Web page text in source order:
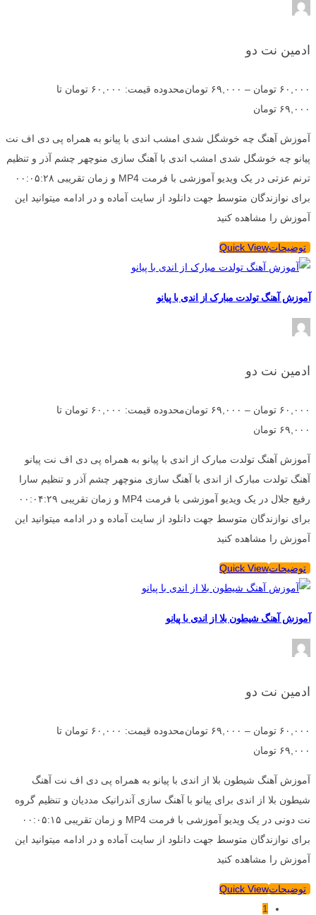
ادمین نت دو
۶۰,۰۰۰ تومان – ۶۹,۰۰۰ تومان
محدوده قیمت: ۶۰,۰۰۰ تومان تا
۶۹,۰۰۰ تومان
آموزش آهنگ چه خوشگل شدی امشب اندی با پیانو به همراه پی دی اف نت
پیانو چه خوشگل شدی امشب اندی با آهنگ سازی منوچهر چشم آذر و تنظیم
ترنم عزتی در یک ویدیو آموزشی با فرمت MP4 و زمان تقریبی ۰۰:۰۵:۲۸
برای نوازندگان متوسط جهت دانلود از سایت آماده و در ادامه میتوانید این
آموزش را مشاهده کنید
توضیحاتQuick View
آموزش آهنگ تولدت مبارک از اندی با پیانو
ادمین نت دو
۶۰,۰۰۰ تومان – ۶۹,۰۰۰ تومان
محدوده قیمت: ۶۰,۰۰۰ تومان تا
۶۹,۰۰۰ تومان
آموزش آهنگ تولدت مبارک از اندی با پیانو به همراه پی دی اف نت پیانو
آهنگ تولدت مبارک از اندی با آهنگ سازی منوچهر چشم آذر و تنظیم سارا
رفیع جلال در یک ویدیو آموزشی با فرمت MP4 و زمان تقریبی ۰۰:۰۴:۲۹
برای نوازندگان متوسط جهت دانلود از سایت آماده و در ادامه میتوانید این
آموزش را مشاهده کنید
توضیحاتQuick View
آموزش آهنگ شیطون بلا از اندی با پیانو
ادمین نت دو
۶۰,۰۰۰ تومان – ۶۹,۰۰۰ تومان
محدوده قیمت: ۶۰,۰۰۰ تومان تا
۶۹,۰۰۰ تومان
آموزش آهنگ شیطون بلا از اندی با پیانو به همراه پی دی اف نت آهنگ
شیطون بلا از اندی برای پیانو با آهنگ سازی آندرانیک مددیان و تنظیم گروه
نت دونی در یک ویدیو آموزشی با فرمت MP4 و زمان تقریبی ۰۰:۰۵:۱۵
برای نوازندگان متوسط جهت دانلود از سایت آماده و در ادامه میتوانید این
آموزش را مشاهده کنید
توضیحاتQuick View
1